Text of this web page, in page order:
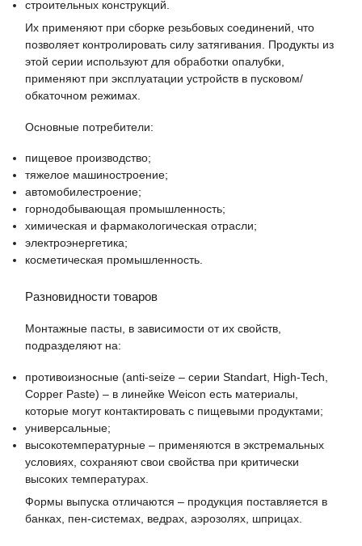
строительных конструкций.
Их применяют при сборке резьбовых соединений, что
позволяет контролировать силу затягивания. Продукты из
этой серии используют для обработки опалубки,
применяют при эксплуатации устройств в пусковом/
обкаточном режимах.
Основные потребители:
пищевое производство;
тяжелое машиностроение;
автомобилестроение;
горнодобывающая промышленность;
химическая и фармакологическая отрасли;
электроэнергетика;
косметическая промышленность.
Разновидности товаров
Монтажные пасты, в зависимости от их свойств,
подразделяют на:
противоизносные (anti-seize – серии Standart, High-Tech,
Copper Paste) – в линейке Weicon есть материалы,
которые могут контактировать с пищевыми продуктами;
универсальные;
высокотемпературные – применяются в экстремальных
условиях, сохраняют свои свойства при критически
высоких температурах.
Формы выпуска отличаются – продукция поставляется в
банках, пен-системах, ведрах, аэрозолях, шприцах.